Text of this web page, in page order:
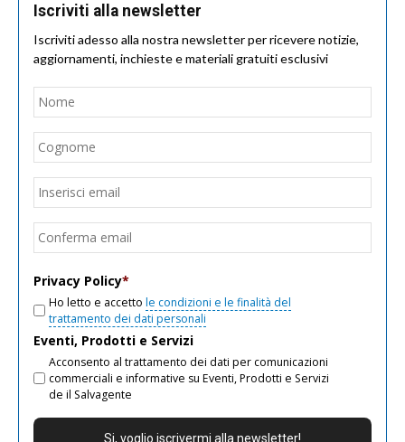
Iscriviti alla newsletter
Iscriviti adesso alla nostra newsletter per ricevere notizie,
aggiornamenti, inchieste e materiali gratuiti esclusivi
Nome
Email
Privacy Policy*
Ho letto e accetto le condizioni e le finalità del
trattamento dei dati personali
Eventi, Prodotti e Servizi
Acconsento al trattamento dei dati per comunicazioni
commerciali e informative su Eventi, Prodotti e Servizi
de il Salvagente